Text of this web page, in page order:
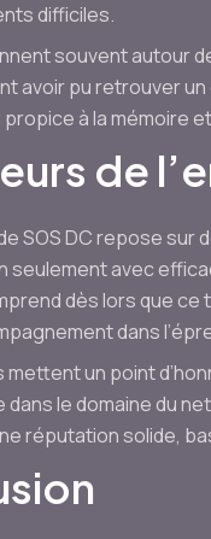
difficiles.
souvent autour
avoir pu retrouver
propice à la mémoire
de
SOS DC repose sur
seulement avec
dès lors que
dans
un point
dans le domaine du
réputation solide,